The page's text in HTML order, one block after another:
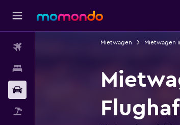
Mietwagen Mietwagen